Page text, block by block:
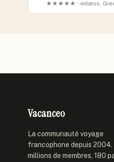
★★★★★ · milatos,
Vacanceo
La communauté voyage
francophone depuis 2004.
millions de membres, 180